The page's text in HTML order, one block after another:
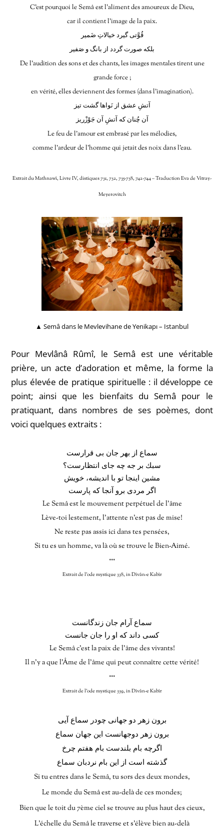
C’est pourquoi le Semâ est l’aliment des amoureux de Dieu,
car il contient l’image de la paix.
قُوَّتی گیرد خیالاتِ ضَمیر
بلکه صورت گردد از بانگ و صَفیر
De l’audition des sons et des chants, les images mentales tirent une
grande force ;
en vérité, elles deviennent des formes (dans l’imagination).
آتشِ عشق از نَواها گشت تیز
آن چُنان که آتشِ آن جَوْزْریز
Le feu de l’amour est embrasé par les mélodies,
comme l’ardeur de l’homme qui jetait des noix dans l’eau.
Extrait du Mathnawî, Livre IV, distiques 731, 732, 735-738, 742-744 – Traduction Eva de Vitray-
Meyerovitch
▲ Semâ dans le Mevlevihane de Yenikapı – Istanbul
Pour Mevlânâ Rûmî, le Semâ est une véritable
prière, un acte d’adoration et même, la forme la
plus élevée de pratique spirituelle : il développe ce
point; ainsi que les bienfaits du Semâ pour le
pratiquant, dans nombres de ses poèmes, dont
voici quelques extraits :
سماع از بهر جان بی قرارست
سبك بر جه چه جای انتظارست؟
مشین اینجا تو با اندیشه، خویش
اگر مردی برو آنجا که پارست
Le Semâ est le mouvement perpétuel de l’âme
Lève-toi lestement, l’attente n’est pas de mise!
Ne reste pas assis ici dans tes pensées,
Si tu es un homme, va là où se trouve le Bien-Aimé.
***
Extrait de l’ode mystique 338, in Dîvân-e Kabîr
سماع آرام جان زندگانست
کسی داند که او را جان جانست
Le Semâ c’est la paix de l’âme des vivants!
Il n’y a que l’Âme de l’âme qui peut connaître cette vérité!
***
Extrait de l’ode mystique 339, in Dîvân-e Kabîr
برون زهر دو جهانی چودر سماع آیی
برون زهر دوجهانست این جهان سماع
اگرچه بام بلندست بام هفتم چرخ
گذشته است از این بام نردبان سماع
Si tu entres dans le Semâ, tu sors des deux mondes,
Le monde du Semâ est au-delà de ces mondes;
Bien que le toit du 7ème ciel se trouve au plus haut des cieux,
L’échelle du Semâ le traverse et s’élève bien au-delà